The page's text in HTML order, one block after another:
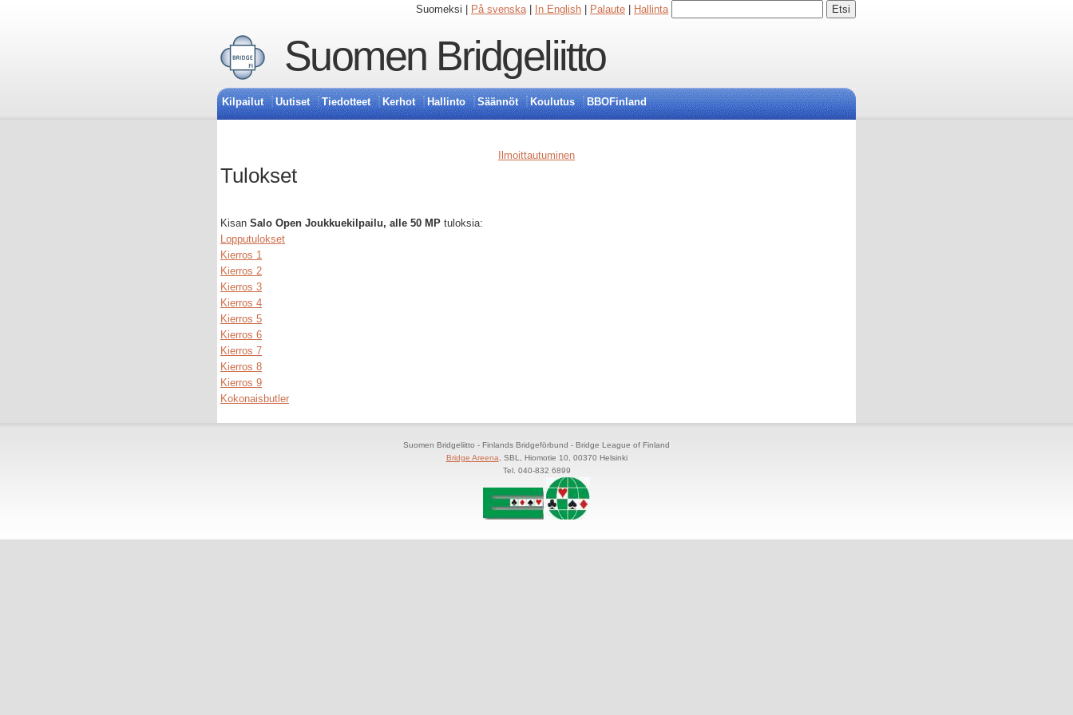
Suomeksi | På svenska| In English Palaute Hallinta
Suomen Bridgeliitto
Kilpailut Uutiset Tiedotteet Kerhot Hallinto Säännöt Koulutus BBOFinland
Ilmoittautuminen
Tulokset
Kisan Salo Open Joukkuekilpailu, alle 50 MP tuloksia:
Lopputulokset
Kierros 1
Kierros 2
Kierros 3
Kierros 4
Kierros 5
Kierros 6
Kierros 7
Kierros 8
Kierros 9
Kokonaisbutler
Suomen Bridgeliitto - Finlands Bridgeförbund - Bridge League of Finland
Bridge Areena , SBL, Hiomotie 10, 00370 Helsinki
Tel. 040-832 6899